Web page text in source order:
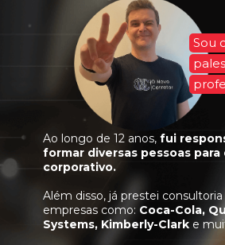
Sou
Ao longo de 12 anos, fui
formar diversas pessoas para
corporativo.
Além disso, já prestei
empresas como: Coca-Cola,
Systems, Kimberly-Clark e